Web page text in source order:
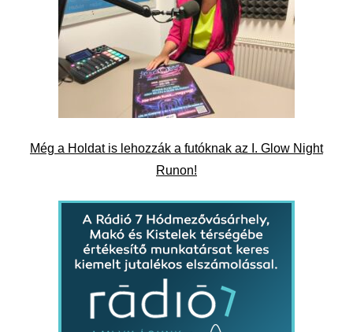
Még a Holdat is lehozzák a futóknak az I. Glow Night
Runon!